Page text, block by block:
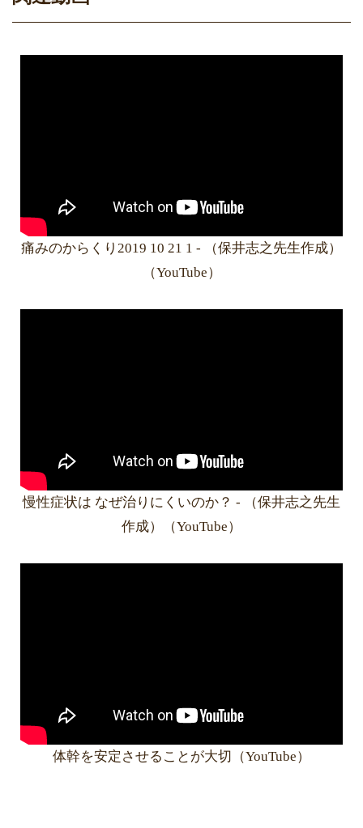
痛みのからくり2019 10 21 1 - （保井志之先生作成）
（YouTube）
慢性症状は なぜ治りにくいのか？ - （保井志之先生
作成）（YouTube）
体幹を安定させることが大切（YouTube）